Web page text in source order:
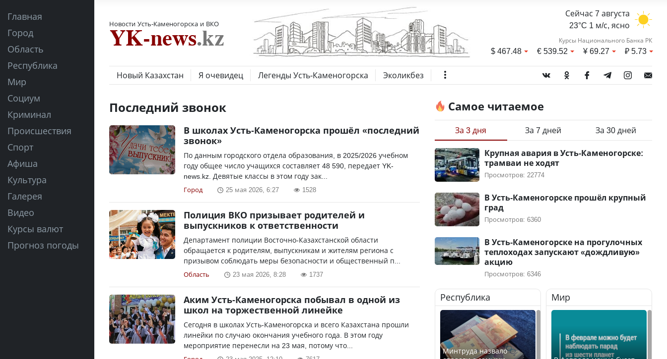
Главная
Город
Область
Республика
Мир
Социум
Криминал
Происшествия
Спорт
Афиша
Культура
Галерея
Видео
Курсы валют
Прогноз погоды
Новости Усть-Каменогорска и ВКО
Сейчас 7 августа
23°C 1 м/с, ясно
Курсы Национального Банка РК
$467.48 €539.52 ¥69.27 ₽5.73
Новый Казахстан Я очевидец Легенды Усть-Каменогорска Эколикбез
Последний звонок
В школах Усть-Каменогорска прошёл «последний
звонок»
По данным городского отдела образования, в 2025/2026 учебном
году общее число учащихся составляет 48 590, передает YK-
news.kz. Девятые классы в этом году зак...
Город 25 мая 2026, 6:27 1528
Полиция ВКО призывает родителей и
выпускников к ответственности
Департамент полиции Восточно-Казахстанской области
обращается к родителям, выпускникам и жителям региона с
призывом соблюдать меры безопасности и общественный п...
Область 23 мая 2026, 8:28 1737
Аким Усть-Каменогорска побывал в одной из
школ на торжественной линейке
Сегодня в школах Усть-Каменогорска и всего Казахстана прошли
линейки по случаю окончания учебного года. В этом году
мероприятие перенесли на 23 мая, потому что...
Самое читаемое
За 3 дня За 7 дней За 30 дней
Крупная авария в Усть-Каменогорске:
трамваи не ходят
Просмотров: 22774
В Усть-Каменогорске прошёл крупный
град
Просмотров: 6360
В Усть-Каменогорске на прогулочных
теплоходах запускают «дождливую»
акцию
Просмотров: 6346
Республика
Минтруда назвало
Мир